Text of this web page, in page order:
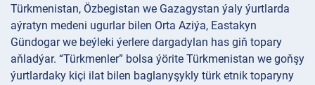
Türkmenistan, Özbegistan we Gazagystan ýaly ýurtlarda
aýratyn medeni ugurlar bilen Orta Aziýa, Eastakyn
Gündogar we beýleki ýerlere dargadylan has giň topary
aňladýar. “Türkmenler” bolsa ýörite Türkmenistan we goňşy
ýurtlardaky kiçi ilat bilen baglanyşykly türk etnik toparyny